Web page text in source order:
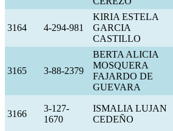
3164 4-294-981
KIRIA ESTELA
GARCIA
CASTILLO
3165 3-88-2379
BERTA ALICIA
MOSQUERA
FAJARDO DE
GUEVARA
3166
3-127-
1670
ISMALIA LUJAN
CEDEÑO